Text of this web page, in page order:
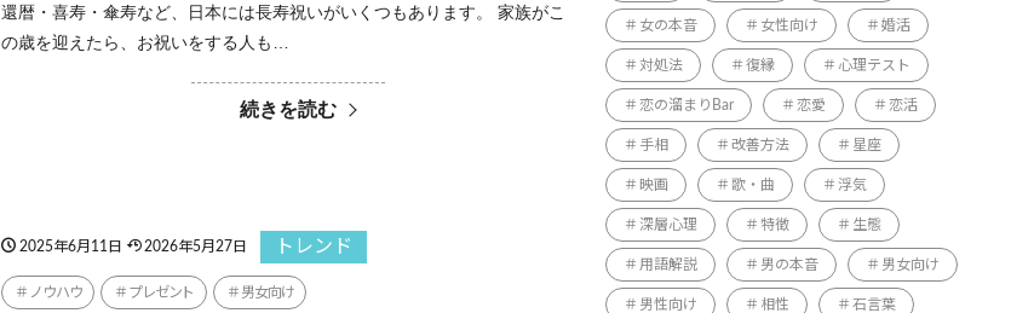
還暦・喜寿・傘寿など、日本には長寿祝いがいくつもあります。 家族がこ
の歳を迎えたら、お祝いをする人も…
続きを読む
2025年6月11日 2026年5月27日 トレンド
ノウハウ プレゼント 男女向け
女の本音 女性向け 婚活
対処法 復縁 心理テスト
恋の溜まりBar 恋愛 恋活
手相 改善方法 星座
映画 歌・曲 浮気
深層心理 特徴 生態
用語解説 男の本音 男女向け
男性向け 相性 石言葉